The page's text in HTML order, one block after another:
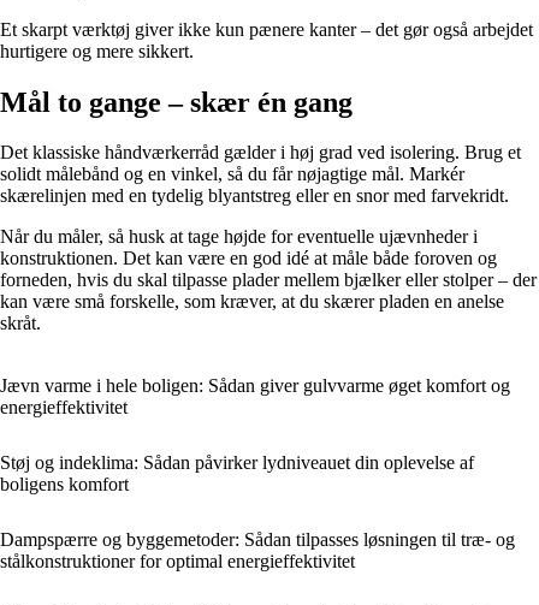
Et skarpt værktøj giver ikke kun pænere kanter – det gør også arbejdet
hurtigere og mere sikkert.
Mål to gange – skær én gang
Det klassiske håndværkerråd gælder i høj grad ved isolering. Brug et
solidt målebånd og en vinkel, så du får nøjagtige mål. Markér
skærelinjen med en tydelig blyantstreg eller en snor med farvekridt.
Når du måler, så husk at tage højde for eventuelle ujævnheder i
konstruktionen. Det kan være en god idé at måle både foroven og
forneden, hvis du skal tilpasse plader mellem bjælker eller stolper – der
kan være små forskelle, som kræver, at du skærer pladen en anelse
skråt.
Jævn varme i hele boligen: Sådan giver gulvvarme øget komfort og
energieffektivitet
Støj og indeklima: Sådan påvirker lydniveauet din oplevelse af
boligens komfort
Dampspærre og byggemetoder: Sådan tilpasses løsningen til træ- og
stålkonstruktioner for optimal energieffektivitet